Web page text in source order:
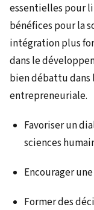
essentielles pour
bénéfices pour la
intégration plus
dans le
bien débattu
entrepreneuriale.
Favoriser un
sciences
Encourager
Former des